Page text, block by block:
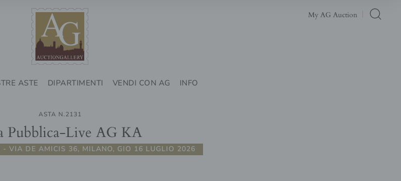
My AG Auction
ASTE DIPARTIMENTI VENDI CON AG INFO
ASTA N.2131
Pubblica-Live AG KA
- VIA DE AMICIS 36, MILANO, GIO 16 LUGLIO 2026